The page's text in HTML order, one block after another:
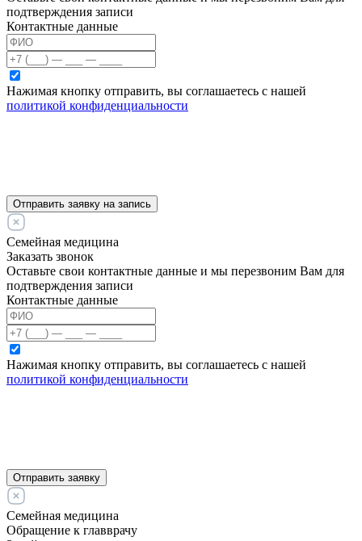
подтверждения записи
Контактные данные
Нажимая кнопку отправить, вы соглашаетесь с нашей
политикой конфиденциальности
Отправить заявку на запись
Семейная медицина
Заказать звонок
Оставьте свои контактные данные и мы перезвоним Вам для
подтверждения записи
Контактные данные
Нажимая кнопку отправить, вы соглашаетесь с нашей
политикой конфиденциальности
Отправить заявку
Семейная медицина
Обращение к главврачу